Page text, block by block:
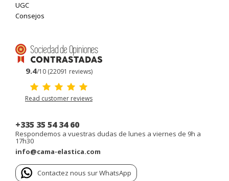
UGC
Consejos
9.4/10 (22091 reviews)
Read customer reviews
+335 35 54 34 60
Respondemos a vuestras dudas de lunes a viernes de 9h a
17h30
info@cama-elastica.com
Contactez nous sur WhatsApp